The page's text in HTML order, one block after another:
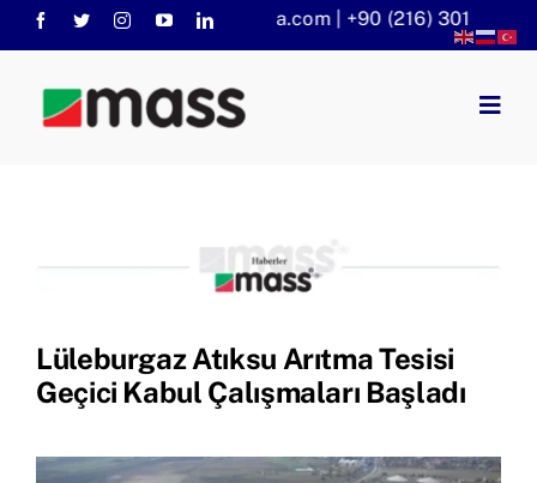
Skip
to
content
info@massaritma.com | +90 (216) 301 1140
Faaliyet Alanlarımız
Haberler
Lüleburgaz Atıksu Arıtma Tesisi
Geçici Kabul Çalışmaları Başladı